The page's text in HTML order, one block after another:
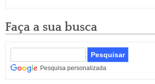
Faça a sua busca
Pesquisa personalizada